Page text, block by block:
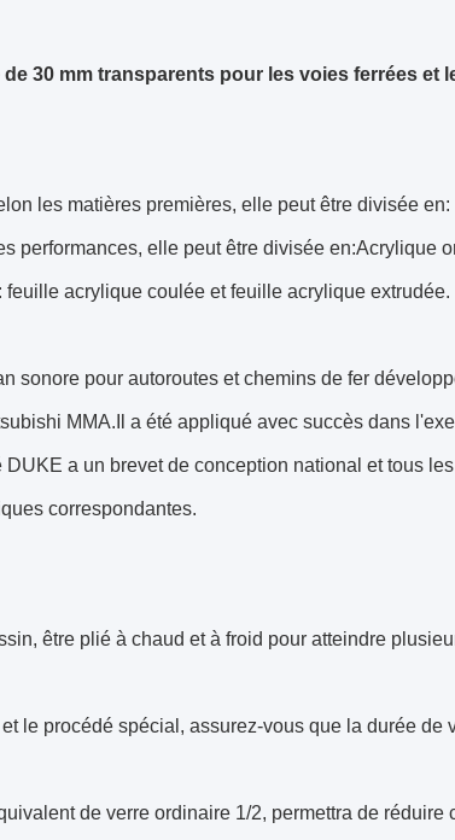
30 mm transparents pour les voies ferrées et
les matières premières, elle peut être divisée
performances, elle peut être divisée en:Acrylique
acrylique coulée et feuille acrylique extrudée.
sonore pour autoroutes et chemins de fer
MMA.Il a été appliqué avec succès dans
a un brevet de conception national et tous
correspondantes.
être plié à chaud et à froid pour atteindre
le procédé spécial, assurez-vous que la durée de
de verre ordinaire 1/2, permettra de réduire